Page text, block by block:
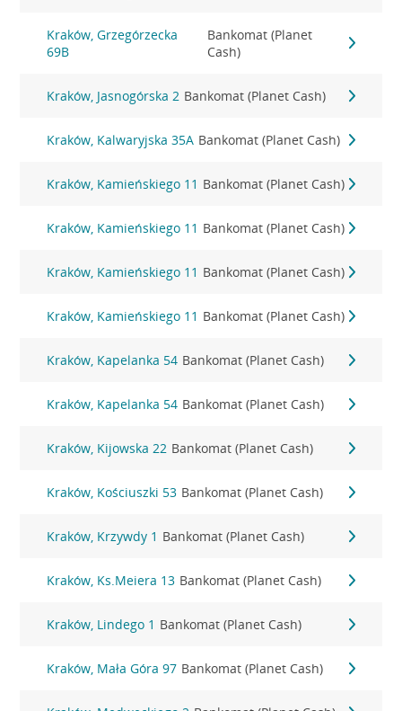
Kraków, Grzegórzecka
69B
Bankomat (Planet
Cash)
Kraków, Jasnogórska 2 Bankomat (Planet Cash)
Kraków, Kalwaryjska 35A Bankomat (Planet Cash)
Kraków, Kamieńskiego 11 Bankomat (Planet Cash)
Kraków, Kamieńskiego 11 Bankomat (Planet Cash)
Kraków, Kamieńskiego 11 Bankomat (Planet Cash)
Kraków, Kamieńskiego 11 Bankomat (Planet Cash)
Kraków, Kapelanka 54 Bankomat (Planet Cash)
Kraków, Kapelanka 54 Bankomat (Planet Cash)
Kraków, Kijowska 22 Bankomat (Planet Cash)
Kraków, Kościuszki 53 Bankomat (Planet Cash)
Kraków, Krzywdy 1 Bankomat (Planet Cash)
Kraków, Ks.Meiera 13 Bankomat (Planet Cash)
Kraków, Lindego 1 Bankomat (Planet Cash)
Kraków, Mała Góra 97 Bankomat (Planet Cash)